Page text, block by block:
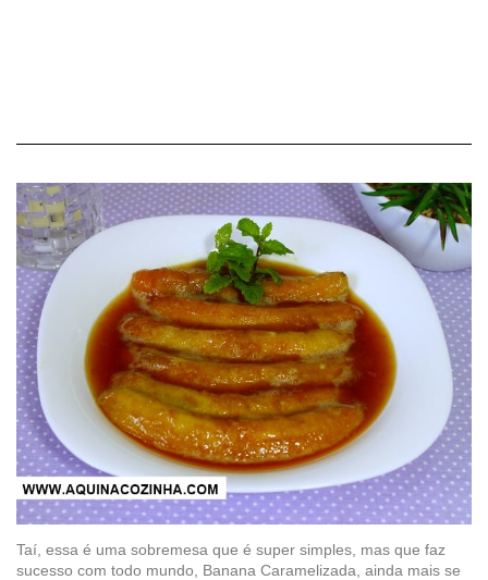
Taí, essa é uma sobremesa que é super simples, mas que faz
sucesso com todo mundo, Banana Caramelizada, ainda mais se